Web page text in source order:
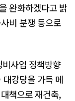
완화하겠다고 밝
비 분쟁 등으로
사업 정책방향
강당을 가득 메
책으로 재건축,